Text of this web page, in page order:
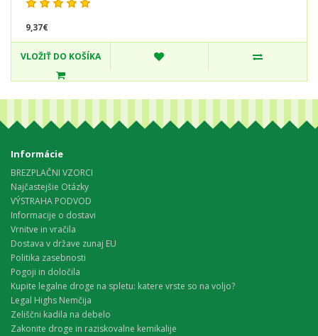
9,37€
VLOŽIŤ DO KOŠÍKA
Informácie
BREZPLAČNI VZORCI
Najčastejšie Otázky
VÝSTRAHA PODVOD
Informacije o dostavi
Vrnitve in vračila
Dostava v države zunaj EU
Politika zasebnosti
Pogoji in določila
Kupite legalne droge na spletu: katere vrste so na voljo?
Legal Highs Nemčija
Zeliščni kadila na debelo
Zakonite droge in raziskovalne kemikalije